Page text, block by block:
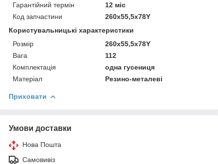
Гарантійний термін
12 міс
Код запчастини
260x55,5x78Y
Користувальницькі характеристики
Розмір
260x55,5x78Y
Вага
112
Комплектація
одна гусениця
Матеріал
Резино-металеві
Приховати
Умови доставки
Нова Пошта
Самовивіз